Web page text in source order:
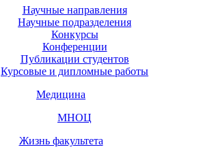
Научные направления
Научные подразделения
Конкурсы
Конференции
Публикации студентов
Курсовые и дипломные работы
Медицина
МНОЦ
Жизнь факультета